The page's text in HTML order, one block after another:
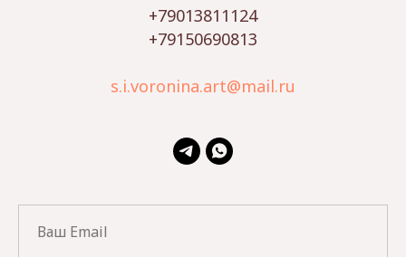
+79013811124
+79150690813
s.i.voronina.art@mail.ru